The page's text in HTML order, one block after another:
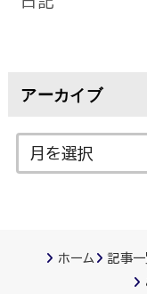
アーカイブ
ホーム 記事